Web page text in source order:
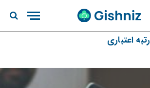
رتبه اعتباری